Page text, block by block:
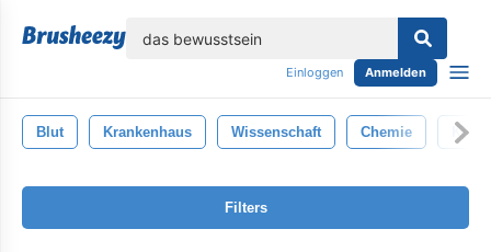
Einloggen Anmelden
Blut Krankenhaus Wissenschaft Chemie
Filters